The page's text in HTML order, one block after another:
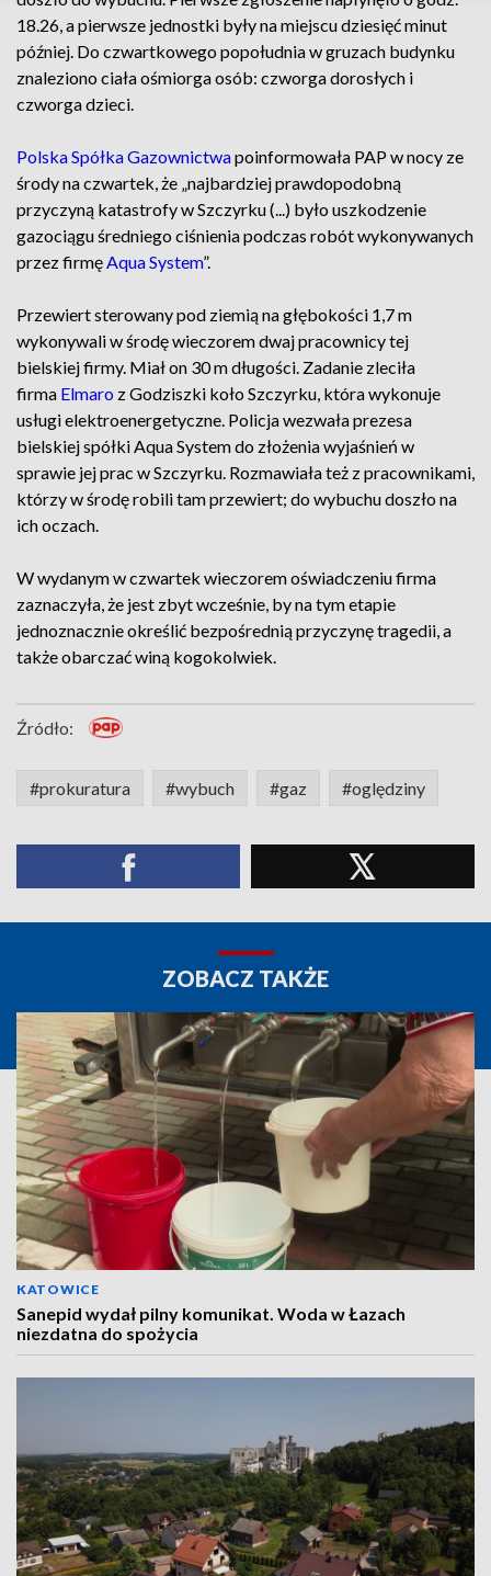
18.26, a pierwsze jednostki były na miejscu dziesięć minut
później. Do czwartkowego popołudnia w gruzach budynku
znaleziono ciała ośmiorga osób: czworga dorosłych i
czworga dzieci.
Polska Spółka Gazownictwapoinformowała PAP w nocy ze
środy na czwartek, że „najbardziej prawdopodobną
przyczyną katastrofy w Szczyrku (...) było uszkodzenie
gazociągu średniego ciśnienia podczas robót wykonywanych
przez firmęAqua System”.
Przewiert sterowany pod ziemią na głębokości 1,7 m
wykonywali w środę wieczorem dwaj pracownicy tej
bielskiej firmy. Miał on 30 m długości. Zadanie zleciła
firma Elmaro z Godziszki koło Szczyrku, która wykonuje
usługi elektroenergetyczne. Policja wezwała prezesa
bielskiej spółki Aqua System do złożenia wyjaśnień w
sprawie jej prac w Szczyrku. Rozmawiała też z pracownikami,
którzy w środę robili tam przewiert; do wybuchu doszło na
ich oczach.
W wydanym w czwartek wieczorem oświadczeniu firma
zaznaczyła, że jest zbyt wcześnie, by na tym etapie
jednoznacznie określić bezpośrednią przyczynę tragedii, a
także obarczać winą kogokolwiek.
Źródło:
#prokuratura #wybuch #gaz #oględziny
ZOBACZ TAKŻE
KATOWICE
Sanepid wydał pilny komunikat. Woda w Łazach
niezdatna do spożycia